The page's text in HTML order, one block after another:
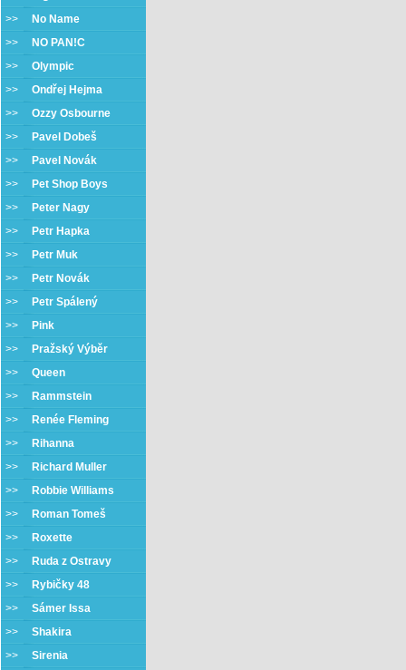
>>
No Name
>>
NO PAN!C
>> Olympic
>> Ondřej Hejma
>> Ozzy Osbourne
>>
Pavel Dobeš
>>
Pavel Novák
>>
Pet Shop Boys
>>
Peter Nagy
>>
Petr Hapka
>>
Petr Muk
>>
Petr Novák
>>
Petr Spálený
>>
Pink
>>
Pražský Výběr
>> Queen
>>
Rammstein
>>
Renée Fleming
>>
Rihanna
>>
Richard Muller
>>
Robbie Williams
>>
Roman Tomeš
>>
Roxette
>>
Ruda z Ostravy
>>
Rybičky 48
>> Sámer Issa
>> Shakira
>> Sirenia